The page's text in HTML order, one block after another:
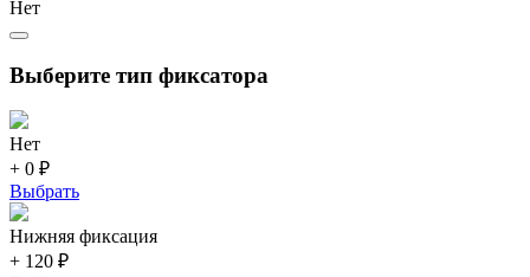
Нет
Выберите тип фиксатора
Нет
+ 0 ₽
Выбрать
Нижняя фиксация
+ 120 ₽